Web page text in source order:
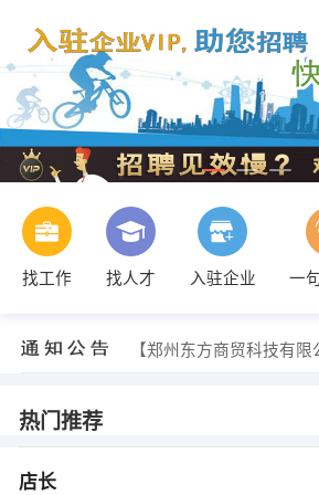
找工作 找人才 入驻企业 一
【郑州东方商贸科技有
热门推荐
店长